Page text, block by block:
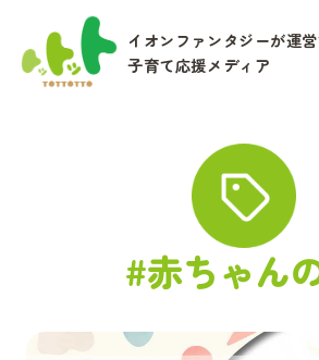
イオンファンタジーが運
子育て応援メディア
カテゴリ別に探
#赤ちゃん